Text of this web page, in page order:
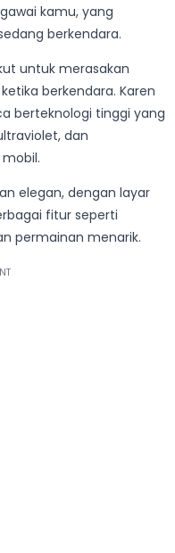
kamu, yang
berkendara.
untuk merasakan
berkendara. Karen
berteknologi tinggi yang
dan
elegan, dengan layar
fitur seperti
permainan menarik.